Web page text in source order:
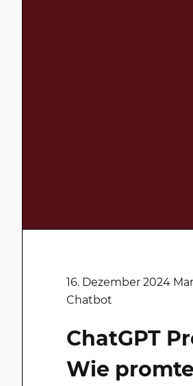
19. Dezember 2025
Allgemein
2025 im
16. Dezember 2024
Chatbot
ChatGPT
Wie